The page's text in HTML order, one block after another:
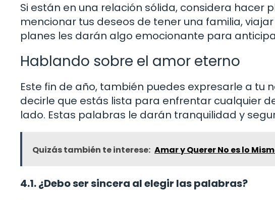
Si están en una relación sólida, considera hacer
mencionar tus deseos de tener una familia,
planes les darán algo emocionante para
Hablando sobre el amor eterno
Este fin de año, también puedes expresarle a tu
decirle que estás lista para enfrentar cualquier
lado. Estas palabras le darán tranquilidad y
Quizás también te interese: Amar y Querer No es lo
4.1. ¿Debo ser sincera al elegir las palabras?